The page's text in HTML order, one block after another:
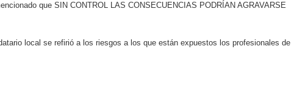
que SIN CONTROL LAS CONSECUENCIAS PODRÍAN AGRAVARSE
local se refirió a los riesgos a los que están expuestos los profesionales de